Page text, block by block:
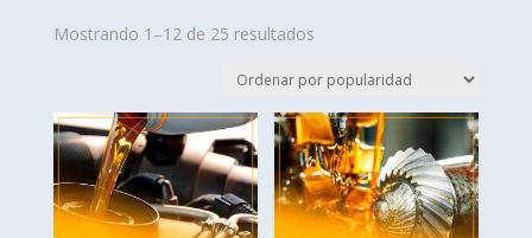
Mostrando 1–12 de 25 resultadosSorted
popularity